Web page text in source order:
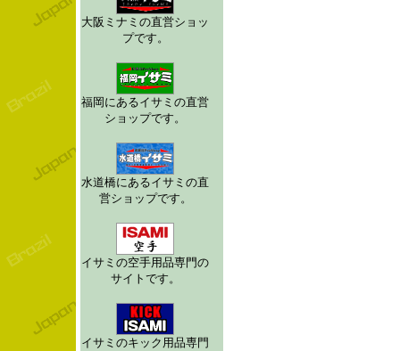
大阪ミナミの直営ショッ
プです。
福岡にあるイサミの直営
ショップです。
水道橋にあるイサミの直
営ショップです。
イサミの空手用品専門の
サイトです。
イサミのキック用品専門